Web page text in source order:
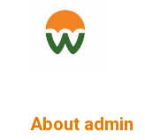
About admin